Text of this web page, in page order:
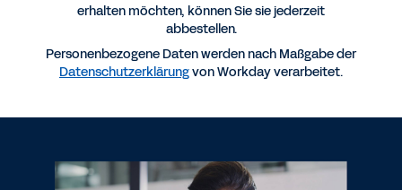
KI-gestütztes ERP: Die Workday-Plattform
erhalten möchten, können Sie sie jederzeit
abbestellen.
Personenbezogene Daten werden nach Maßgabe der
Datenschutzerklärungvon Workday verarbeitet.